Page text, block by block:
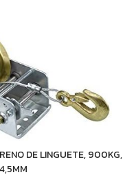
DE LINGUETE, 900KG,